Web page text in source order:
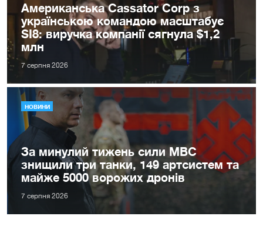
Американська Cassator Corp з
українською командою масштабує
SI8: виручка компанії сягнула $1,2
млн
7 серпня 2026
НОВИНИ
За минулий тижень сили МВС
знищили три танки, 149 артсистем та
майже 5000 ворожих дронів
7 серпня 2026